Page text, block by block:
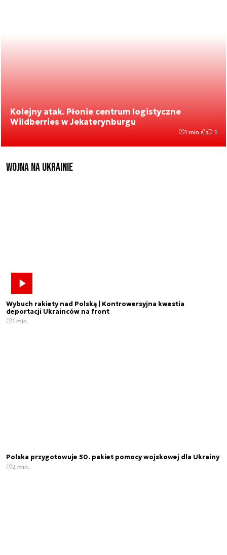
Kolejny atak. Płonie centrum logistyczne
Wildberries w Jekaterynburgu
1 min. 1
Wojna na Ukrainie
Wybuch rakiety nad Polską | Kontrowersyjna kwestia
deportacji Ukrainców na front
1 min.
Polska przygotowuje 50. pakiet pomocy wojskowej dla Ukrainy
2 min.